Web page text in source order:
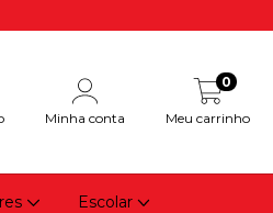
Minha conta Meu carrinho
0
Escolar